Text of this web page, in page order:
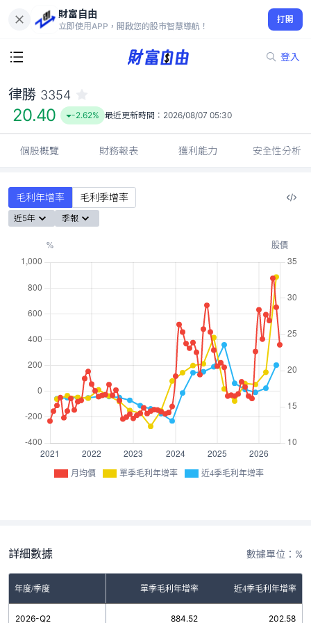
財富自由
立即使用APP，開啟您的股市智慧導航！
打開
登入
20.40
-2.62%
律勝 3354
20.40 -2.62% 最近更新時間： 2026/08/07 05:30
個股概覽 財務報表 獲利能力 安全性分析
毛利年增率 毛利季增率
近5年 季報
月均價 單季毛利年增率 近4季毛利年增率
詳細數據 數據單位：%
年度/季度 單季毛利年增率 近4季毛利年增率
2026-Q2 884.52 202.58